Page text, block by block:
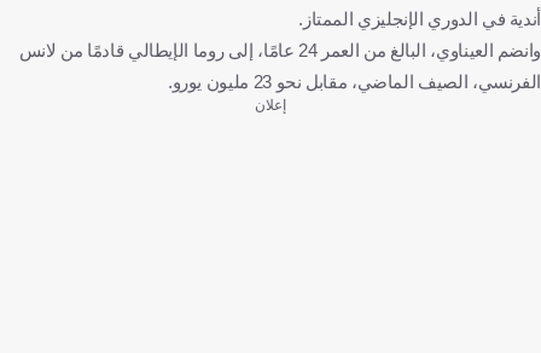
أندية في الدوري الإنجليزي الممتاز.
وانضم العيناوي، البالغ من العمر 24 عامًا، إلى روما الإيطالي قادمًا من لانس
الفرنسي، الصيف الماضي، مقابل نحو 23 مليون يورو.
إعلان